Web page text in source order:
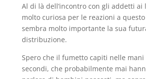
Al di là dell’incontro con gli addetti ai
molto curiosa per le reazioni a
sembra molto importante la sua
distribuzione.
Spero che il fumetto capiti nelle mani
secondi, che probabilmente mai